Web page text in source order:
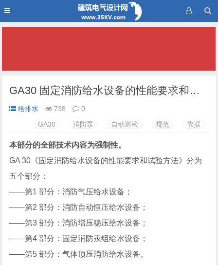
GA30 固定消防给水设备的性能要求和试验方法 第二部分 消防自动恒压给水设备 消防泵自动巡检的规范依据 PDF 下载
给排水 738
0
GA30
消防泵 自动巡检 规范 依据
本部分的全部技术内容为强制性。
GA 30《固定消防给水设备的性能要求和试验方法》分为
五个部分：
——第1 部分：消防气压给水设备；
——第2 部分：消防自动恒压给水设备；
——第3 部分：消防增压稳压给水设备；
——第4 部分：固定消防汞组给水设备；
——第5 部分：气体顶压消防给水设备。